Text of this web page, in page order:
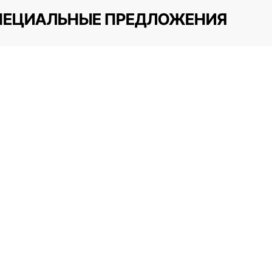
ПРЕДЛОЖЕНИЯ